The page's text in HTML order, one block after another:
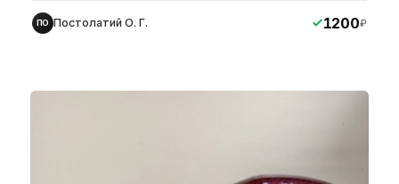
ПО Постолатий О. Г. 1200₽